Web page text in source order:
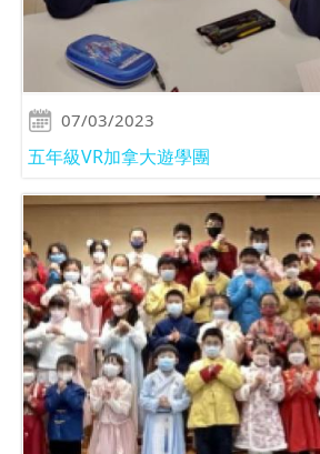
07/03/2023
五年級VR加拿大遊學團